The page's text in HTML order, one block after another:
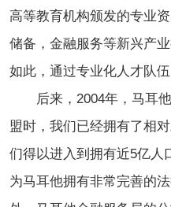
高等教育机构颁发的专业资
储备，金融服务等新兴产
如此，通过专业化人才队
后来，2004年，马耳
盟时，我们已经拥有了相
们得以进入到拥有近5亿人
为马耳他拥有非常完善的